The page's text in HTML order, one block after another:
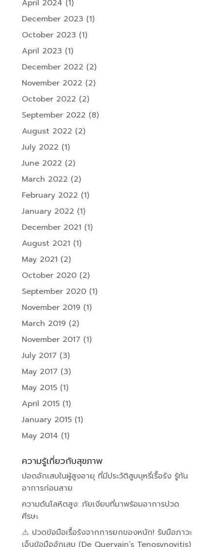
April 2024 (1)
December 2023 (1)
October 2023 (1)
April 2023 (1)
December 2022 (2)
November 2022 (2)
October 2022 (2)
September 2022 (8)
August 2022 (2)
July 2022 (1)
June 2022 (2)
March 2022 (2)
February 2022 (1)
January 2022 (1)
December 2021 (1)
August 2021 (1)
May 2021 (2)
October 2020(2)
September 2020(1)
November 2019 (1)
March 2019 (2)
November 2017 (1)
July 2017 (3)
May 2017 (3)
May 2015(1)
April 2015(1)
January 2015(1)
May 2014 (1)
ความรู้เกี่ยวกับสุขภาพ
ปอดอักเสบในผู้สูงอายุ ที่มีประวัติสูบบุหรี่เรื้อรัง รู้ทัน
อาการก่อนสาย
ความดันโลหิตสูง: ภัยเงียบที่มาพร้อมอาการปวด
ศีรษะ
⚠️ ปวดข้อมือเรื้อรังจากการยกของหนัก! รับมือภาวะ
เอ็นข้อมืออักเสบ (De Quervain’s Tenosynovitis)